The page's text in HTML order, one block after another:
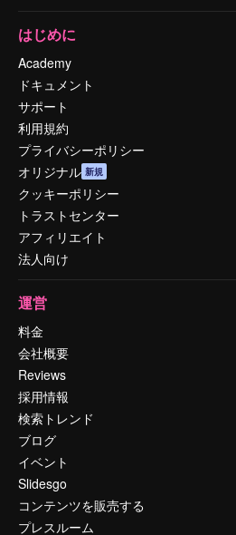
はじめに
Academy
ドキュメント
サポート
利用規約
プライバシーポリシー
オリジナル 新規
クッキーポリシー
トラストセンター
アフィリエイト
法人向け
運営
料金
会社概要
Reviews
採用情報
検索トレンド
ブログ
イベント
Slidesgo
コンテンツを販売する
プレスルーム